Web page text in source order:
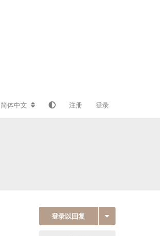
简体中文 注册 登录
登录以回复